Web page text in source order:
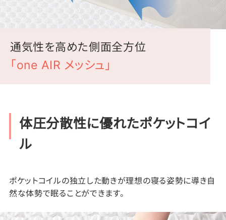
通気性を高めた側面全方位
「one AIR メッシュ」
体圧分散性に優れたポケットコイ
ル
ポケットコイルの独立した動きが理想の寝る姿勢に導き自
然な体勢で眠ることができます。